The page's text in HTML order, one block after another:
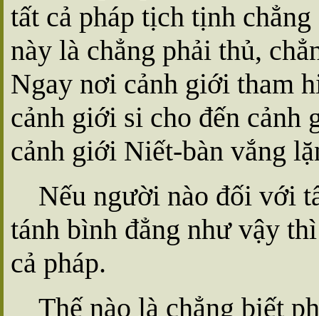
tất cả pháp tịch tịnh
này là chẳng phải thủ,
Ngay nơi cảnh giới tham
cảnh giới si cho đến cảnh
cảnh giới Niết-bàn vắng
Nếu người nào đối với
tánh bình đẳng như vậy
cả pháp.
Thế nào là chẳng biết